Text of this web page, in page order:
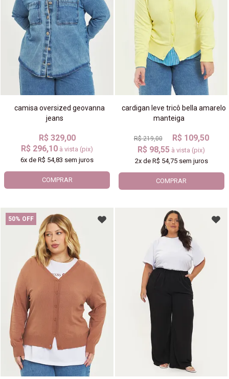
camisa oversized geovanna
jeans
R$ 329,00
R$ 296,10 à vista (pix)
6x deR$ 54,83 sem juros
COMPRAR
cardigan leve tricô bella amarelo
manteiga
R$ 219,00
R$ 109,50
R$ 98,55 à vista (pix)
2xde R$ 54,75sem juros
COMPRAR
50% OFF